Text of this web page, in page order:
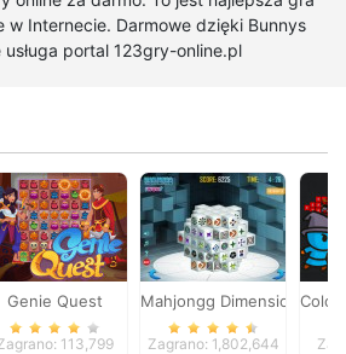
w Internecie. Darmowe dzięki Bunnys
portal 123gry-online.pl
Genie Quest
113,799
Mahjongg Dimensions
Zagrano: 1,802,644